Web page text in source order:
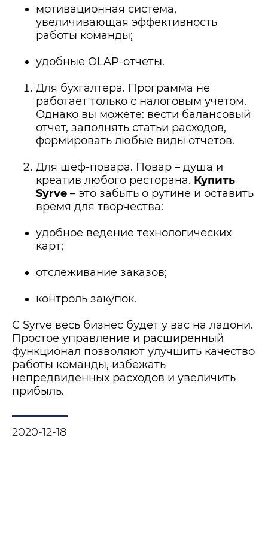
мотивационная система,
увеличивающая эффективность
работы команды;
удобные OLAP-отчеты.
Для бухгалтера. Программа не
работает только с налоговым учетом.
Однако вы можете: вести балансовый
отчет, заполнять статьи расходов,
формировать любые виды отчетов.
Для шеф-повара. Повар – душа и
креатив любого ресторана. Купить
Syrve – это забыть о рутине и оставить
время для творчества:
удобное ведение технологических
карт;
отслеживание заказов;
контроль закупок.
С Syrve весь бизнес будет у вас на ладони.
Простое управление и расширенный
функционал позволяют улучшить качество
работы команды, избежать
непредвиденных расходов и увеличить
прибыль.
2020-12-18